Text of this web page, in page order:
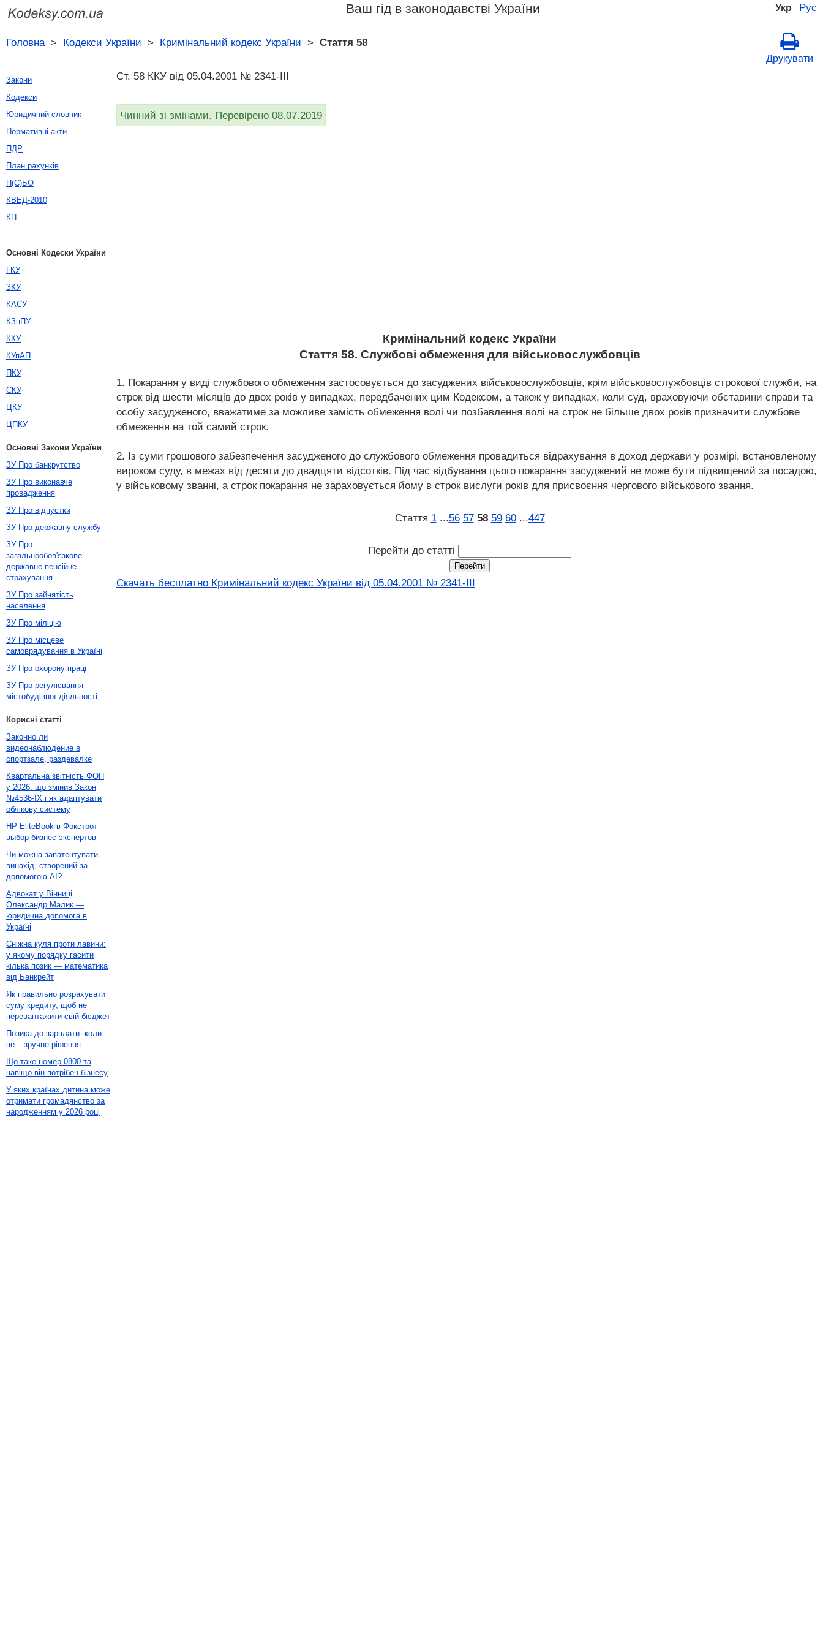
Укр Рус
Ваш гід в законодавстві України
Головна> Кодекси України > Кримінальний кодекс України > Стаття 58
Друкувати
Ст. 58 ККУ від 05.04.2001 № 2341-III
Чинний зі змінами. Перевірено 08.07.2019
Кримінальний кодекс України
Стаття 58. Службові обмеження для військовослужбовців
1. Покарання у виді службового обмеження застосовується до засуджених військовослужбовців, крім військовослужбовців строкової служби, на
строк від шести місяців до двох років у випадках, передбачених цим Кодексом, а також у випадках, коли суд, враховуючи обставини справи та
особу засудженого, вважатиме за можливе замість обмеження волі чи позбавлення волі на строк не більше двох років призначити службове
обмеження на той самий строк.
2. Із суми грошового забезпечення засудженого до службового обмеження провадиться відрахування в доход держави у розмірі, встановленому
вироком суду, в межах від десяти до двадцяти відсотків. Під час відбування цього покарання засуджений не може бути підвищений за посадою,
у військовому званні, а строк покарання не зараховується йому в строк вислуги років для присвоєння чергового військового звання.
Стаття 1 ...56 57 58 59 60 ...447
Перейти до статті
Скачать бесплатно Кримінальний кодекс України від 05.04.2001 № 2341-III
Закони
Кодекси
Юридичний словник
Нормативні акти
ПДР
План рахунків
П(С)БО
КВЕД-2010
КП
Основні Кодески України
ГКУ
ЗКУ
КАСУ
КЗпПУ
ККУ
КУпАП
ПКУ
СКУ
ЦКУ
ЦПКУ
Основні Закони України
ЗУ Про банкрутство
ЗУ Про виконавче
провадження
ЗУ Про відпустки
ЗУ Про державну службу
ЗУ Про
загальнообов'язкове
державне пенсійне
страхування
ЗУ Про зайнятість
населення
ЗУ Про міліцію
ЗУ Про місцеве
самоврядування в Україні
ЗУ Про охорону праці
ЗУ Про регулювання
містобудівної діяльності
Корисні статті
Законно ли
видеонаблюдение в
спортзале, раздевалке
Квартальна звітність ФОП
у 2026: що змінив Закон
№4536-IX і як адаптувати
облікову систему
HP EliteBook в Фокстрот —
выбор бизнес-экспертов
Чи можна запатентувати
винахід, створений за
допомогою AI?
Адвокат у Вінниці
Олександр Малик —
юридична допомога в
Україні
Сніжна куля проти лавини:
у якому порядку гасити
кілька позик — математика
від Банкрейт
Як правильно розрахувати
суму кредиту, щоб не
перевантажити свій бюджет
Позика до зарплати: коли
це – зручне рішення
Що таке номер 0800 та
навіщо він потрібен бізнесу
У яких країнах дитина може
отримати громадянство за
народженням у 2026 році